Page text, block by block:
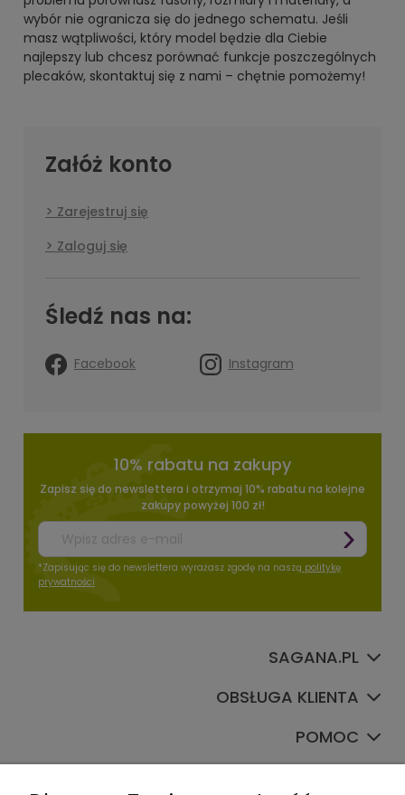
wybór nie ogranicza się do jednego schematu. Jeśli
masz wątpliwości, który model będzie dla Ciebie
najlepszy lub chcesz porównać funkcje poszczególnych
plecaków, skontaktuj się z nami – chętnie pomożemy!
Załóż konto
Zarejestruj się
Zaloguj się
Śledź nas na:
Facebook Instagram
10% rabatu na zakupy
Zapisz się do newslettera i otrzymaj 10% rabatu na kolejne
zakupy powyżej 100 zł!
*Zapisując się do newslettera wyrażasz zgodę na naszą politykę
prywatności
SAGANA.PL
OBSŁUGA KLIENTA
POMOC